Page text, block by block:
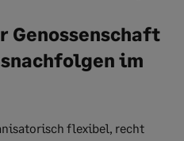
Genossenschaft
im
flexibel, recht